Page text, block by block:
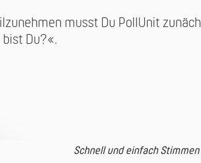
musst Du PollUnit
Du?«.
Schnell und einfach